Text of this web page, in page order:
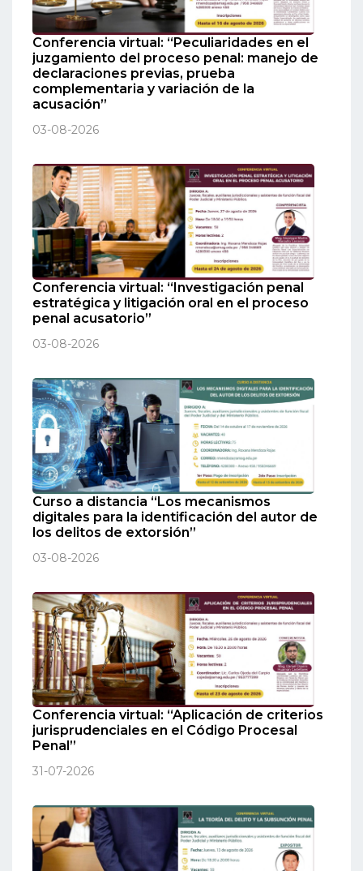
Conferencia virtual: “Peculiaridades en el
juzgamiento del proceso penal: manejo de
declaraciones previas, prueba
complementaria y variación de la
acusación”
03-08-2026
Conferencia virtual: “Investigación penal
estratégica y litigación oral en el proceso
penal acusatorio”
03-08-2026
Curso a distancia “Los mecanismos
digitales para la identificación del autor de
los delitos de extorsión”
03-08-2026
Conferencia virtual: “Aplicación de criterios
jurisprudenciales en el Código Procesal
Penal”
31-07-2026